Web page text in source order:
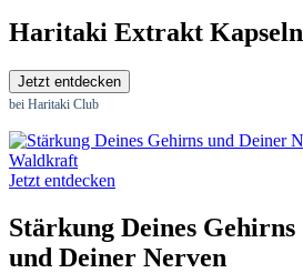
Haritaki Extrakt Kapseln
Jetzt entdecken
bei Haritaki Club
Jetzt entdecken
Stärkung Deines Gehirns
und Deiner Nerven